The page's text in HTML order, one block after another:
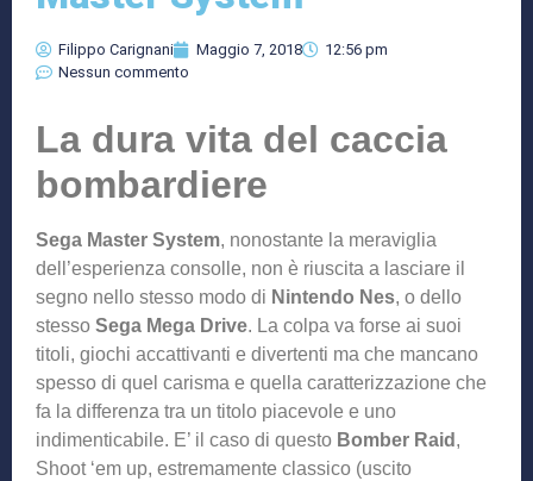
Filippo Carignani Maggio 7, 2018
12:56 pm
Nessun commento
La dura vita del caccia
bombardiere
Sega Master System, nonostante la meraviglia
dell’esperienza consolle, non è riuscita a lasciare il
segno nello stesso modo di Nintendo Nes, o dello
stesso Sega Mega Drive. La colpa va forse ai suoi
titoli, giochi accattivanti e divertenti ma che mancano
spesso di quel carisma e quella caratterizzazione che
fa la differenza tra un titolo piacevole e uno
indimenticabile. E’ il caso di questo Bomber Raid ,
Shoot ‘em up, estremamente classico (uscito